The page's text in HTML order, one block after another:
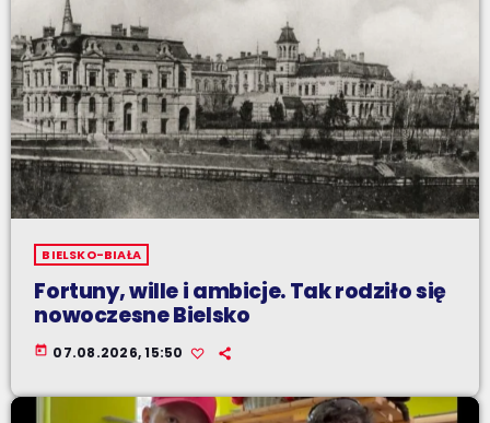
BIELSKO-BIAŁA
Fortuny, wille i ambicje. Tak rodziło się
nowoczesne Bielsko
today 07.08.2026, 15:50